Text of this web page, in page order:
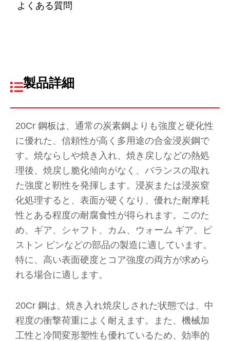
よくある質問
製品詳細
20Cr 鋼板は、通常の炭素鋼よりも強度と硬化性
に優れた、信頼性が高く多用途の合金浸炭鋼で
す。焼ならしや焼き入れ、焼き戻しなどの熱処
理後、焼戻し脆化傾向がなく、バランスの取れ
た強度と靭性を発揮します。浸炭または浸炭窒
化処理すると、表面が硬くなり、優れた耐摩耗
性とある程度の耐腐食性が得られます。このた
め、ギア、シャフト、カム、ウォーム ギア、ピ
ストン ピンなどの部品の製造に適しています。
特に、高い表面硬度とコア強度の両方が求めら
れる場合に適します。
20Cr 鋼は、焼き入れ焼戻しされた状態では、中
程度の衝撃荷重によく耐えます。また、機械加
工性と冷間変形塑性も優れているため、効率的